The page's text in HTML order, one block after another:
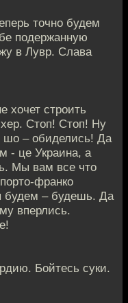
точно будем
подержанную
в Лувр. Слава
хочет строить
Стоп! Стоп! Ну
шо – обиделись! Да
- це Украина, а
Мы вам все что
франко
будем – будешь. Да
вперлись.
Бойтесь суки.